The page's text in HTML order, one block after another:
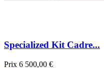
Specialized Kit Cadre...
Prix 6 500,00 €